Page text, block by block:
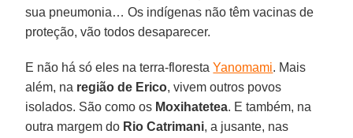
sua pneumonia… Os indígenas não têm vacinas de
proteção, vão todos desaparecer.
E não há só eles na terra-florestaYanomami. Mais
além, na região de Erico, vivem outros povos
isolados. São como os Moxihatetea. E também, na
outra margem do Rio Catrimani, a jusante, nas